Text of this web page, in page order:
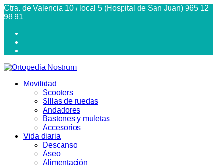
Ctra. de Valencia 10 / local 5 (Hospital de San Juan) 965 12
98 91
Movilidad
Scooters
Sillas de ruedas
Andadores
Bastones y muletas
Accesorios
Vida diaria
Descanso
Aseo
Alimentación